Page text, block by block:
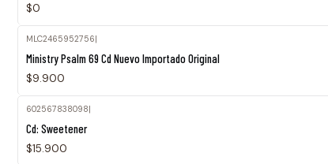
$0
MLC2465952756
Ministry Psalm 69 Cd Nuevo Importado Original
$9.900
602567838098
Cd: Sweetener
$15.900